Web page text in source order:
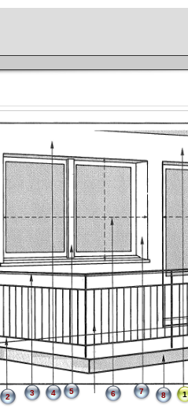
1
2 3 4 5 6 7 8